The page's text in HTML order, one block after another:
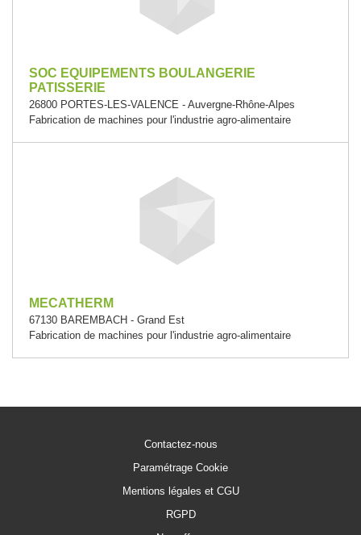
SOC EQUIPEMENTS BOULANGERIE
PATISSERIE
26800 PORTES-LES-VALENCE - Auvergne-Rhône-Alpes
Fabrication de machines pour l'industrie agro-alimentaire
MECATHERM
67130 BAREMBACH - Grand Est
Fabrication de machines pour l'industrie agro-alimentaire
Contactez-nous
Paramétrage Cookie
Mentions légales et CGU
RGPD